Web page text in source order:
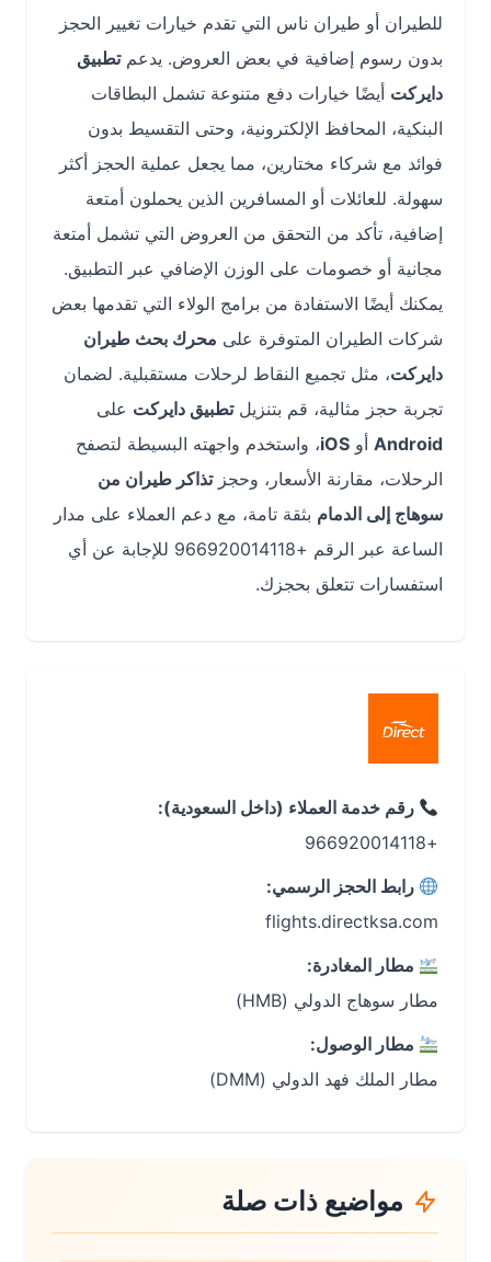
للطيران أو طيران ناس التي تقدم خيارات تغيير الحجز
بدون رسوم إضافية في بعض العروض. يدعم تطبيق
دايركتأيضًا خيارات دفع متنوعة تشمل البطاقات
البنكية، المحافظ الإلكترونية، وحتى التقسيط بدون
فوائد مع شركاء مختارين، مما يجعل عملية الحجز أكثر
سهولة. للعائلات أو المسافرين الذين يحملون أمتعة
إضافية، تأكد من التحقق من العروض التي تشمل أمتعة
مجانية أو خصومات على الوزن الإضافي عبر التطبيق.
يمكنك أيضًا الاستفادة من برامج الولاء التي تقدمها بعض
شركات الطيران المتوفرة علىمحرك بحث طيران
دايركت، مثل تجميع النقاط لرحلات مستقبلية. لضمان
تجربة حجز مثالية، قم بتنزيلتطبيق دايركتعلى
AndroidأوiOS، واستخدم واجهته البسيطة لتصفح
الرحلات، مقارنة الأسعار، وحجزتذاكر طيران من
سوهاج إلى الدمامبثقة تامة، مع دعم العملاء على مدار
الساعة عبر الرقم +966920014118 للإجابة عن أي
استفسارات تتعلق بحجزك.
رقم خدمة العملاء (داخل السعودية):
رابط الحجز الرسمي:
flights.directksa.com
مطار المغادرة:
مطار سوهاج الدولي (HMB)
مطار الوصول:
مطار الملك فهد الدولي (DMM)
مواضيع ذات صلة